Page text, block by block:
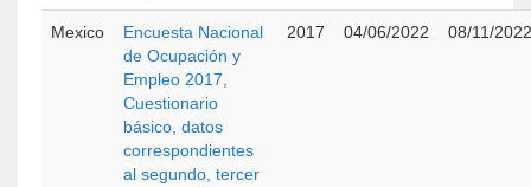
Mexico
Encuesta Nacional
de Ocupación y
Empleo 2017,
Cuestionario
básico, datos
correspondientes
al segundo, tercer
2017 04/06/2022 08/11/2022